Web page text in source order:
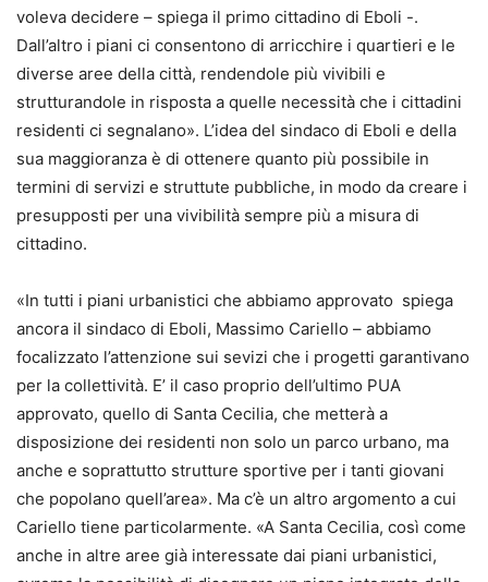
voleva decidere – spiega il primo cittadino di Eboli -.
Dall’altro i piani ci consentono di arricchire i quartieri e le
diverse aree della città, rendendole più vivibili e
strutturandole in risposta a quelle necessità che i cittadini
residenti ci segnalano». L’idea del sindaco di Eboli e della
sua maggioranza è di ottenere quanto più possibile in
termini di servizi e struttute pubbliche, in modo da creare i
presupposti per una vivibilità sempre più a misura di
cittadino.
«In tutti i piani urbanistici che abbiamo approvato spiega
ancora il sindaco di Eboli, Massimo Cariello – abbiamo
focalizzato l’attenzione sui sevizi che i progetti garantivano
per la collettività. E’ il caso proprio dell’ultimo PUA
approvato, quello di Santa Cecilia, che metterà a
disposizione dei residenti non solo un parco urbano, ma
anche e soprattutto strutture sportive per i tanti giovani
che popolano quell’area». Ma c’è un altro argomento a cui
Cariello tiene particolarmente. «A Santa Cecilia, così come
anche in altre aree già interessate dai piani urbanistici,